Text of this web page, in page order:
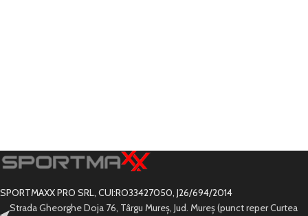
SPORTMAXX PRO SRL, CUI:RO33427050, J26/694/2014
Strada Gheorghe Doja 76, Târgu Mureș, Jud. Mureș (punct reper Curtea